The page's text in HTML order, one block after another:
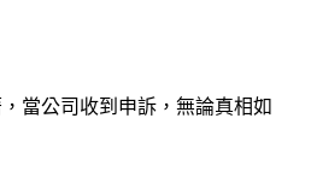
，當公司收到申訴，無論真相如